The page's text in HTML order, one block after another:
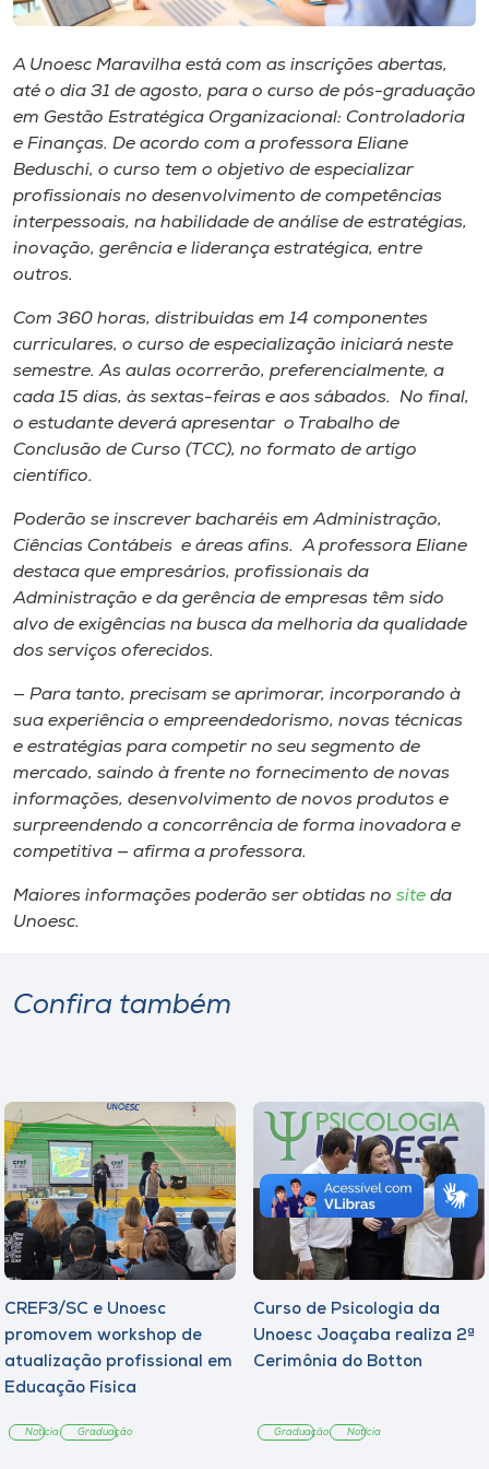
Museu
Unoesc
Store
o idioma
A+
A-
A Unoesc Maravilha está com as inscrições abertas,
até o dia 31 de agosto, para o curso de pós-graduação
em Gestão Estratégica Organizacional: Controladoria
e Finanças. De acordo com a professora Eliane
Beduschi, o curso tem o objetivo de especializar
profissionais no desenvolvimento de competências
interpessoais, na habilidade de análise de estratégias,
inovação, gerência e liderança estratégica, entre
outros.
Com 360 horas, distribuídas em 14 componentes
curriculares, o curso de especialização iniciará neste
semestre. As aulas ocorrerão, preferencialmente, a
cada 15 dias, às sextas-feiras e aos sábados. No final,
o estudante deverá apresentar o Trabalho de
Conclusão de Curso (TCC), no formato de artigo
científico.
Poderão se inscrever bacharéis em Administração,
Ciências Contábeis e áreas afins. A professora Eliane
destaca que empresários, profissionais da
Administração e da gerência de empresas têm sido
alvo de exigências na busca da melhoria da qualidade
dos serviços oferecidos.
— Para tanto, precisam se aprimorar, incorporando à
sua experiência o empreendedorismo, novas técnicas
e estratégias para competir no seu segmento de
mercado, saindo à frente no fornecimento de novas
informações, desenvolvimento de novos produtos e
surpreendendo a concorrência de forma inovadora e
competitiva — afirma a professora.
Maiores informações poderão ser obtidas no site da
Unoesc.
Confira também
CREF3/SC e Unoesc
promovem workshop de
atualização profissional em
Educação Física
Notícia Graduação
Curso de Psicologia da
Unoesc Joaçaba realiza 2ª
Cerimônia do Botton
Graduação Notícia